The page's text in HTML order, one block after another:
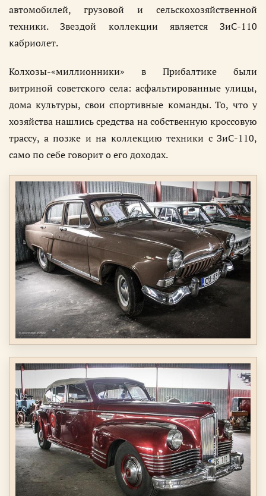
автомобилей, грузовой и сельскохозяйственной
техники. Звездой коллекции является ЗиС-110
кабриолет.
Колхозы-«миллионники» в Прибалтике были
витриной советского села: асфальтированные улицы,
дома культуры, свои спортивные команды. То, что у
хозяйства нашлись средства на собственную кроссовую
трассу, а позже и на коллекцию техники с ЗиС-110,
само по себе говорит о его доходах.